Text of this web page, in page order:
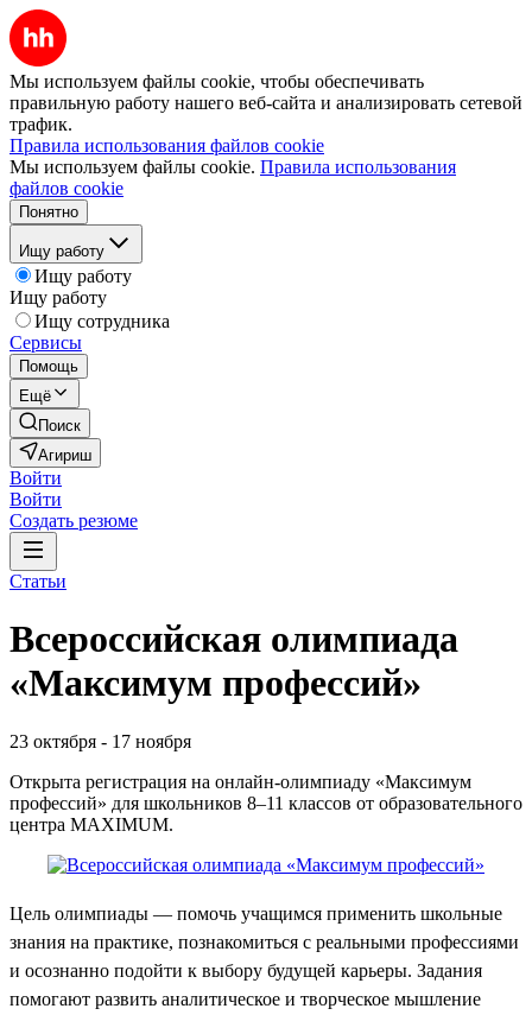
Мы используем файлы cookie, чтобы обеспечивать
правильную работу нашего веб-сайта и анализировать сетевой
трафик.
Правила использования файлов cookie
Мы используем файлы cookie. Правила использования
файлов cookie
Понятно
Ищу работу
Ищу работу
Ищу работу
Ищу сотрудника
Сервисы
Помощь
Ещё
Поиск
Агириш
Войти
Войти
Создать резюме
Статьи
Всероссийская олимпиада
«Максимум профессий»
23 октября - 17 ноября
Открыта регистрация на онлайн-олимпиаду «Максимум
профессий» для школьников 8–11 классов от образовательного
центра MAXIMUM.
Цель олимпиады — помочь учащимся применить школьные
знания на практике, познакомиться с реальными профессиями
и осознанно подойти к выбору будущей карьеры. Задания
помогают развить аналитическое и творческое мышление